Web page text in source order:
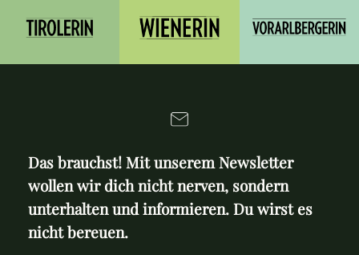
Das brauchst! Mit unserem Newsletter
wollen wir dich nicht nerven, sondern
unterhalten und informieren. Du wirst es
nicht bereuen.